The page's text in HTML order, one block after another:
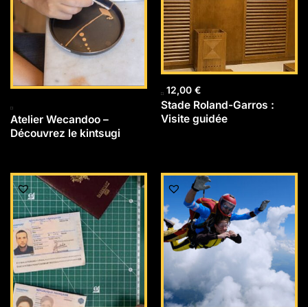
Atelier Wecandoo –
Découvrez le kintsugi
12,00 €
Stade Roland-Garros :
Visite guidée